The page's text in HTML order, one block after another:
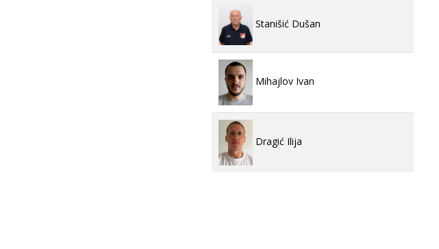
Stanišić Dušan
Mihajlov Ivan
Dragić Ilija